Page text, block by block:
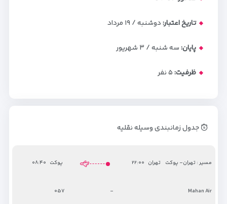
تاریخ اعتبار:دوشنبه / ۱۹ مرداد
پایان:سه شنبه / ۳ شهریور
ظرفیت:۵نفر
جدول زمانبندی وسیله نقلیه
مسیر : تهران- پوکت تهران ۲۲:۰۰ پوکت ۰۸:۴۰
Mahan Air
- ۰۵۷